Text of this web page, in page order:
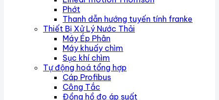
Phớt
Thanh dẫn hướng tuyến tính franke
Thiết Bị Xử Lý Nước Thải
Máy Ép Phân
Máy khuấy chìm
Sục khí chìm
Tự động hoá tổng hợp
Cáp Profibus
Công Tắc
Đồng hồ đo áp suất